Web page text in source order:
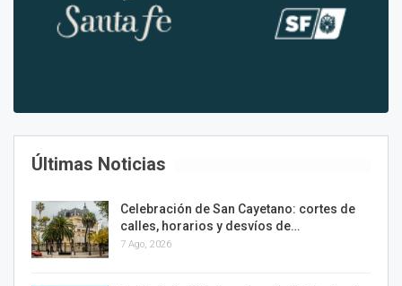
Últimas Noticias
Celebración de San Cayetano: cortes de
calles, horarios y desvíos de…
7 Ago, 2026